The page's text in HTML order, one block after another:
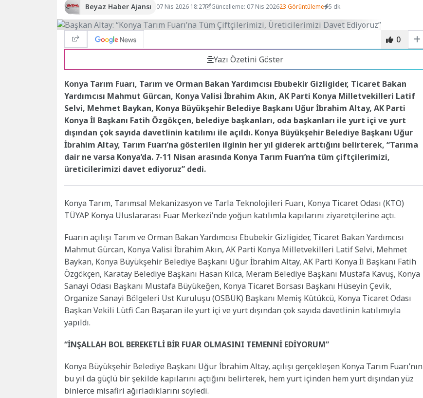
Beyaz Haber Ajansı 07 Nis 2026 18:27 Güncelleme: 07 Nis 202623 Görüntüleme 5 dk.
0
Yazı Özetini Göster
Konya Tarım Fuarı, Tarım ve Orman Bakan Yardımcısı Ebubekir Gizligider, Ticaret Bakan
Yardımcısı Mahmut Gürcan, Konya Valisi İbrahim Akın, AK Parti Konya Milletvekilleri Latif
Selvi, Mehmet Baykan, Konya Büyükşehir Belediye Başkanı Uğur İbrahim Altay, AK Parti
Konya İl Başkanı Fatih Özgökçen, belediye başkanları, oda başkanları ile yurt içi ve yurt
dışından çok sayıda davetlinin katılımı ile açıldı. Konya Büyükşehir Belediye Başkanı Uğur
İbrahim Altay, Tarım Fuarı’na gösterilen ilginin her yıl giderek arttığını belirterek, “Tarıma
dair ne varsa Konya’da. 7-11 Nisan arasında Konya Tarım Fuarı’na tüm çiftçilerimizi,
üreticilerimizi davet ediyoruz” dedi.
Konya Tarım, Tarımsal Mekanizasyon ve Tarla Teknolojileri Fuarı, Konya Ticaret Odası (KTO)
TÜYAP Konya Uluslararası Fuar Merkezi’nde yoğun katılımla kapılarını ziyaretçilerine açtı.
Fuarın açılışı Tarım ve Orman Bakan Yardımcısı Ebubekir Gizligider, Ticaret Bakan Yardımcısı
Mahmut Gürcan, Konya Valisi İbrahim Akın, AK Parti Konya Milletvekilleri Latif Selvi, Mehmet
Baykan, Konya Büyükşehir Belediye Başkanı Uğur İbrahim Altay, AK Parti Konya İl Başkanı Fatih
Özgökçen, Karatay Belediye Başkanı Hasan Kılca, Meram Belediye Başkanı Mustafa Kavuş, Konya
Sanayi Odası Başkanı Mustafa Büyükeğen, Konya Ticaret Borsası Başkanı Hüseyin Çevik,
Organize Sanayi Bölgeleri Üst Kuruluşu (OSBÜK) Başkanı Memiş Kütükcü, Konya Ticaret Odası
Başkan Vekili Lütfi Can Başaran ile yurt içi ve yurt dışından çok sayıda davetlinin katılımıyla
yapıldı.
“İNŞALLAH BOL BEREKETLİ BİR FUAR OLMASINI TEMENNİ EDİYORUM”
Konya Büyükşehir Belediye Başkanı Uğur İbrahim Altay, açılışı gerçekleşen Konya Tarım Fuarı’nın
bu yıl da güçlü bir şekilde kapılarını açtığını belirterek, hem yurt içinden hem yurt dışından yüz
binlerce misafiri ağırladıklarını söyledi.